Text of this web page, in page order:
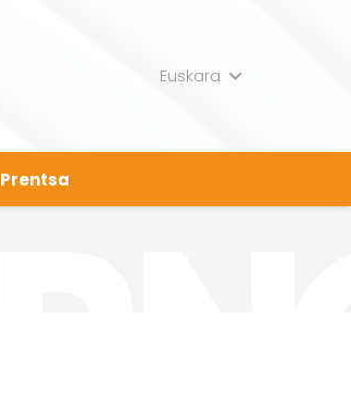
Euskara
Prentsa